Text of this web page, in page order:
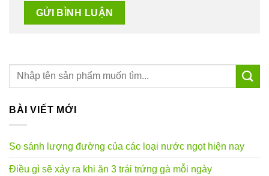
BÀI VIẾT MỚI
So sánh lượng đường của các loại nước ngọt hiện nay
Điều gì sẽ xảy ra khi ăn 3 trái trứng gà mỗi ngày